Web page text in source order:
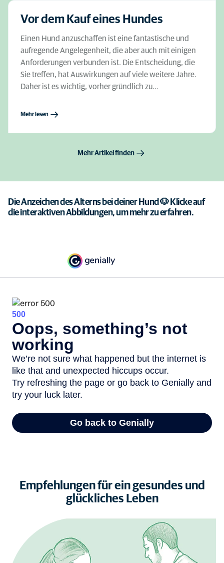
Vor dem Kauf eines Hundes
Einen Hund anzuschaffen ist eine fantastische und
aufregende Angelegenheit, die aber auch mit einigen
Anforderungen verbunden ist. Die Entscheidung, die
Sie treffen, hat Auswirkungen auf viele weitere Jahre.
Daher ist es wichtig, vorher gründlich zu…
Mehr lesen
Mehr Artikel finden
Die Anzeichen des Alterns bei deiner Hund 🐶 Klicke auf
die interaktiven Abbildungen, um mehr zu erfahren.
Empfehlungen für ein gesundes und
glückliches Leben